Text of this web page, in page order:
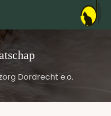
Dordrecht e.o.